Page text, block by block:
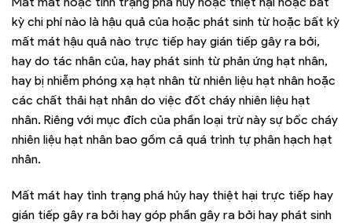
kỳ chi phí nào là hậu quả của hoặc phát sinh từ hoặc bất kỳ
mất mát hậu quả nào trực tiếp hay gián tiếp gây ra bởi,
hay do tác nhân của, hay phát sinh từ phản ứng hạt nhân,
hay bị nhiễm phóng xạ hạt nhân từ nhiên liệu hạt nhân hoặc
các chất thải hạt nhân do việc đốt cháy nhiên liệu hạt
nhân. Riêng với mục đích của phần loại trừ này sự bốc cháy
nhiên liệu hạt nhân bao gồm cả quá trình tự phân hạch hạt
nhân.
Mất mát hay tình trạng phá hủy hay thiệt hại trực tiếp hay
gián tiếp gây ra bởi hay góp phần gây ra bởi hay phát sinh